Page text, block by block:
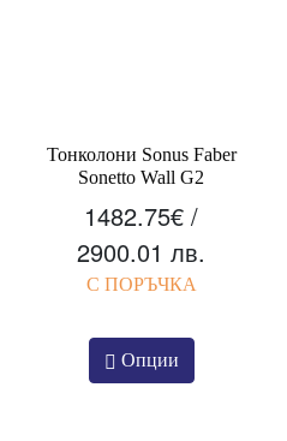
Тонколони Sonus Faber
Sonetto Wall G2
1482.75€ /
2900.01 лв.
С ПОРЪЧКА
Опции